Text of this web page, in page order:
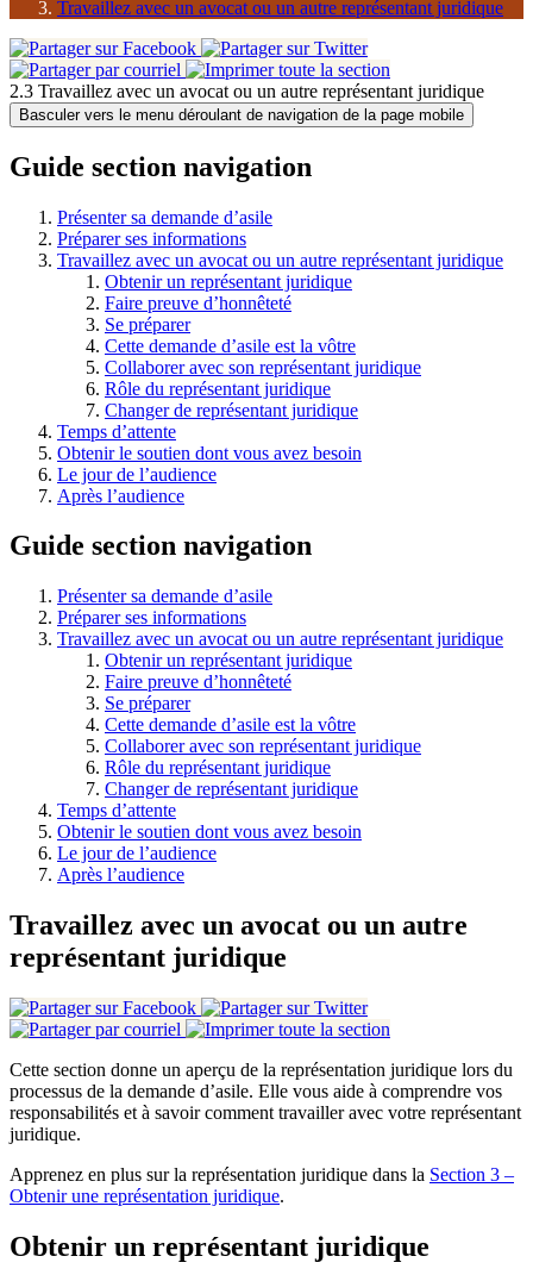
Travaillez avec un avocat ou un autre représentant juridique
2.3 Travaillez avec un avocat ou un autre représentant juridique
Basculer vers le menu déroulant de navigation de la page mobile
Guide section navigation
Présenter sa demande d’asile
Préparer ses informations
Travaillez avec un avocat ou un autre représentant juridique
Obtenir un représentant juridique
Faire preuve d’honnêteté
Se préparer
Cette demande d’asile est la vôtre
Collaborer avec son représentant juridique
Rôle du représentant juridique
Changer de représentant juridique
Temps d’attente
Obtenir le soutien dont vous avez besoin
Le jour de l’audience
Après l’audience
Guide section navigation
Présenter sa demande d’asile
Préparer ses informations
Travaillez avec un avocat ou un autre représentant juridique
Obtenir un représentant juridique
Faire preuve d’honnêteté
Se préparer
Cette demande d’asile est la vôtre
Collaborer avec son représentant juridique
Rôle du représentant juridique
Changer de représentant juridique
Temps d’attente
Obtenir le soutien dont vous avez besoin
Le jour de l’audience
Après l’audience
Travaillez avec un avocat ou un autre
représentant juridique
Cette section donne un aperçu de la représentation juridique lors du
processus de la demande d’asile. Elle vous aide à comprendre vos
responsabilités et à savoir comment travailler avec votre représentant
juridique.
Apprenez en plus sur la représentation juridique dans la Section 3 –
Obtenir une représentation juridique.
Obtenir un représentant juridique